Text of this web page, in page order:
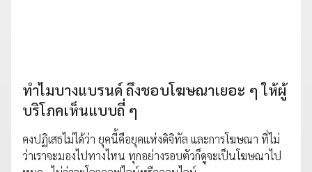
ทำไมบางแบรนด์ ถึงชอบโฆษณาเยอะ ๆ ให้ผู้
บริโภคเห็นแบบถี่ ๆ
คงปฏิเสธไม่ได้ว่า ยุคนี้คือยุคแห่งดิจิทัล และการโฆษณา ที่ไม่
ว่าเราจะมองไปทางไหน ทุกอย่างรอบตัวก็ดูจะเป็นโฆษณาไป